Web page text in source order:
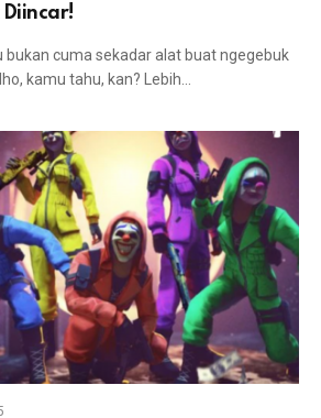
Diincar!
bukan cuma sekadar alat buat ngegebuk
kamu tahu, kan? Lebih…